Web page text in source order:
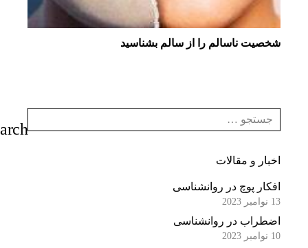
شخصیت ناسالم را از سالم بشناسید
اخبار و مقالات
افکار پوچ در روانشناسی
اضطراب در روانشناسی